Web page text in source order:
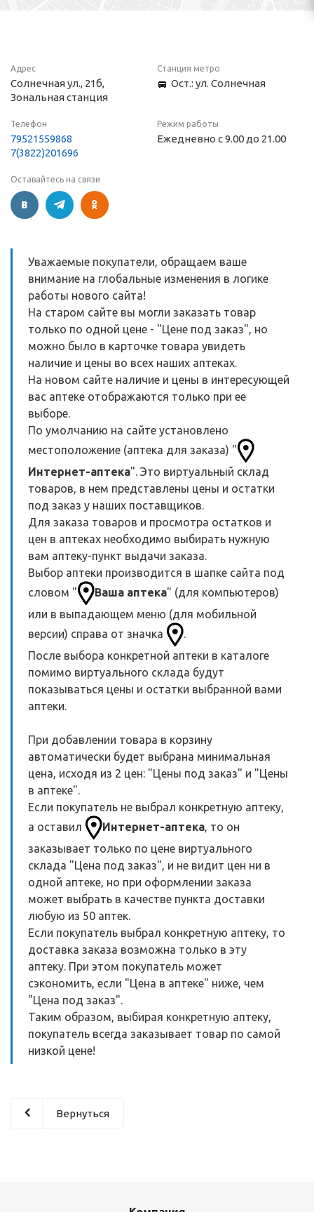
Адрес
Солнечная ул., 21б,
Зональная станция
Станция метро
Ост.: ул. Солнечная
Телефон
79521559868
7(3822)201696
Режим работы
Ежедневно с 9.00 до 21.00
Оставайтесь на связи
Уважаемые покупатели, обращаем ваше
внимание на глобальные изменения в логике
работы нового сайта!
На старом сайте вы могли заказать товар
только по одной цене - "Цене под заказ", но
можно было в карточке товара увидеть
наличие и цены во всех наших аптеках.
На новом сайте наличие и цены в интересующей
вас аптеке отображаются только при ее
выборе.
По умолчанию на сайте установлено
местоположение (аптека для заказа) "
Интернет-аптека". Это виртуальный склад
товаров, в нем представлены цены и остатки
под заказ у наших поставщиков.
Для заказа товаров и просмотра остатков и
цен в аптеках необходимо выбирать нужную
вам аптеку-пункт выдачи заказа.
Выбор аптеки производится в шапке сайта под
словом "
Ваша аптека" (для компьютеров)
или в выпадающем меню (для мобильной
версии) справа от значка
.
После выбора конкретной аптеки в каталоге
помимо виртуального склада будут
показываться цены и остатки выбранной вами
аптеки.
При добавлении товара в корзину
автоматически будет выбрана минимальная
цена, исходя из 2 цен: "Цены под заказ" и "Цены
в аптеке".
Если покупатель не выбрал конкретную аптеку,
а оставил
Интернет-аптека, то он
заказывает только по цене виртуального
склада "Цена под заказ", и не видит цен ни в
одной аптеке, но при оформлении заказа
может выбрать в качестве пункта доставки
любую из 50 аптек.
Если покупатель выбрал конкретную аптеку, то
доставка заказа возможна только в эту
аптеку. При этом покупатель может
сэкономить, если "Цена в аптеке" ниже, чем
"Цена под заказ".
Таким образом, выбирая конкретную аптеку,
покупатель всегда заказывает товар по самой
низкой цене!
Вернуться